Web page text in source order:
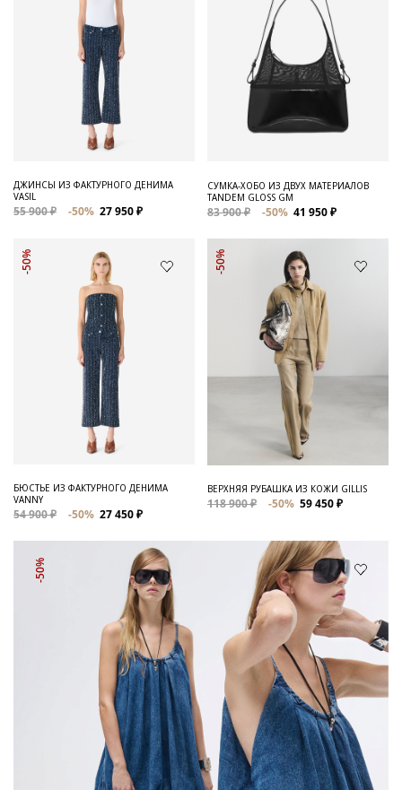
ДЖИНСЫ ИЗ ФАКТУРНОГО ДЕНИМА
VASIL
55 900 ₽ -50% 27 950 ₽
СУМКА-ХОБО ИЗ ДВУХ МАТЕРИАЛОВ
TANDEM GLOSS GM
83 900 ₽ -50% 41 950 ₽
-50%
БЮСТЬЕ ИЗ ФАКТУРНОГО ДЕНИМА
VANNY
54 900 ₽ -50% 27 450 ₽
-50%
ВЕРХНЯЯ РУБАШКА ИЗ КОЖИ GILLIS
118 900 ₽ -50% 59 450 ₽
-50%